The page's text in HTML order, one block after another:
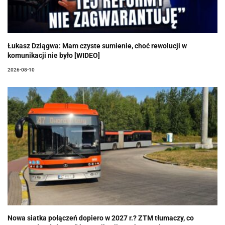
Łukasz Dziągwa: Mam czyste sumienie, choć rewolucji w
komunikacji nie było [WIDEO]
2026-08-10
Nowa siatka połączeń dopiero w 2027 r.? ZTM tłumaczy, co